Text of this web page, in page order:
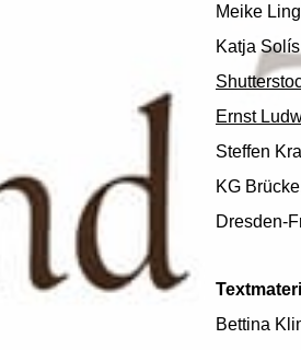
Meike
Katja
Ernst
Steffen
KG
Dresden-
Bettina